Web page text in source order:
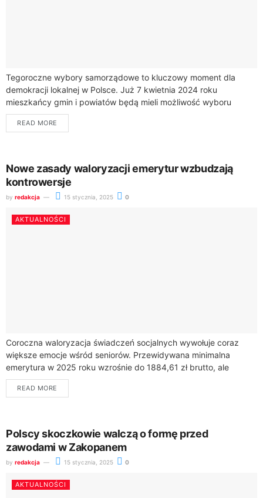
Tegoroczne wybory samorządowe to kluczowy moment dla
demokracji lokalnej w Polsce. Już 7 kwietnia 2024 roku
mieszkańcy gmin i powiatów będą mieli możliwość wyboru
swoich przedstawicieli do lokalnych władz.Zasady wyborów...
READ MORE
Nowe zasady waloryzacji emerytur wzbudzają
kontrowersje
by redakcja 15 stycznia, 2025 0
AKTUALNOŚCI
Coroczna waloryzacja świadczeń socjalnych wywołuje coraz
większe emocje wśród seniorów. Przewidywana minimalna
emerytura w 2025 roku wzrośnie do 1884,61 zł brutto, ale
zmiany w systemie waloryzacji budzą wiele pytań i...
READ MORE
Polscy skoczkowie walczą o formę przed
zawodami w Zakopanem
by redakcja 15 stycznia, 2025 0
AKTUALNOŚCI